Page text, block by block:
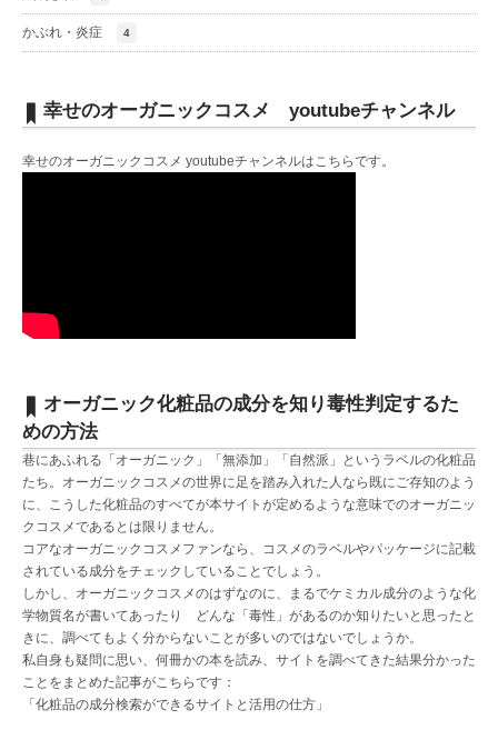
かぶれ・炎症 4
幸せのオーガニックコスメ youtubeチャンネル
幸せのオーガニックコスメ youtubeチャンネルはこちらです。
オーガニック化粧品の成分を知り毒性判定するた
めの方法
巷にあふれる「オーガニック」「無添加」「自然派」というラベルの化粧品
たち。オーガニックコスメの世界に足を踏み入れた人なら既にご存知のよう
に、こうした化粧品のすべてが本サイトが定めるような意味でのオーガニッ
クコスメであるとは限りません。
コアなオーガニックコスメファンなら、コスメのラベルやパッケージに記載
されている成分をチェックしていることでしょう。
しかし、オーガニックコスメのはずなのに、まるでケミカル成分のような化
学物質名が書いてあったり どんな「毒性」があるのか知りたいと思ったと
きに、調べてもよく分からないことが多いのではないでしょうか。
私自身も疑問に思い、何冊かの本を読み、サイトを調べてきた結果分かった
ことをまとめた記事がこちらです：
「化粧品の成分検索ができるサイトと活用の仕方」